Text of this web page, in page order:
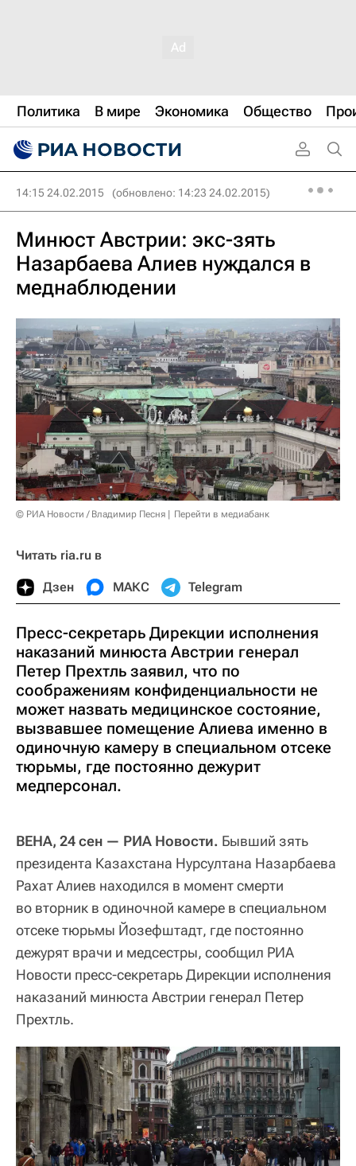
Политика В мире Экономика Общество
14:15 24.02.2015 (обновлено: 14:23 24.02.2015)
Минюст Австрии: экс-зять
Назарбаева Алиев нуждался в
меднаблюдении
© РИА Новости / Владимир Песня Перейти в медиабанк
Читать ria.ru в
Дзен МАКС Telegram
Пресс-секретарь Дирекции исполнения
наказаний минюста Австрии генерал
Петер Прехтль заявил, что по
соображениям конфиденциальности не
может назвать медицинское состояние,
вызвавшее помещение Алиева именно в
одиночную камеру в специальном отсеке
тюрьмы, где постоянно дежурит
медперсонал.
ВЕНА, 24 сен — РИА Новости. Бывший зять
президента Казахстана Нурсултана Назарбаева
Рахат Алиев находился в момент смерти
во вторник в одиночной камере в специальном
отсеке тюрьмы Йозефштадт, где постоянно
дежурят врачи и медсестры, сообщил РИА
Новости пресс-секретарь Дирекции исполнения
наказаний минюста Австрии генерал Петер
Прехтль.